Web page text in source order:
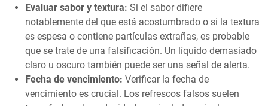
Evaluar sabor y textura: Si el sabor difiere
notablemente del que está acostumbrado o si la textura
es espesa o contiene partículas extrañas, es probable
que se trate de una falsificación. Un líquido demasiado
claro u oscuro también puede ser una señal de alerta.
Fecha de vencimiento: Verificar la fecha de
vencimiento es crucial. Los refrescos falsos suelen